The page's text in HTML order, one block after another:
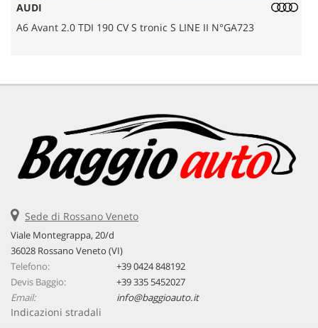
AUDI
A6 Avant 2.0 TDI 190 CV S tronic S LINE II N°GA723
Sede di Rossano Veneto
Viale Montegrappa, 20/d
36028 Rossano Veneto (VI)
Telefono:
+39 0424 848192
Devis Baggio:
+39 335 5452027
Email:
info@baggioauto.it
Indicazioni stradali